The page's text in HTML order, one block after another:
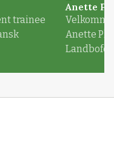
trainee
Anette
Anette